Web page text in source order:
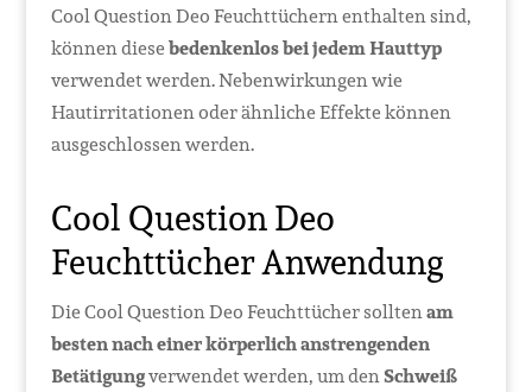
Cool Question Deo Feuchttüchern enthalten sind,
können diesebedenkenlos bei jedem Hauttyp
verwendet werden. Nebenwirkungen wie
Hautirritationen oder ähnliche Effekte können
ausgeschlossen werden.
Cool Question Deo
Feuchttücher Anwendung
Die Cool Question Deo Feuchttücher solltenam
besten nach einer körperlich anstrengenden
Betätigungverwendet werden, um denSchweiß